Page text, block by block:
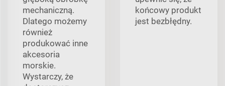
mechaniczną.
Dlatego możemy
również
produkować inne
akcesoria
morskie.
Wystarczy, że
końcowy produkt
jest bezbłędny.